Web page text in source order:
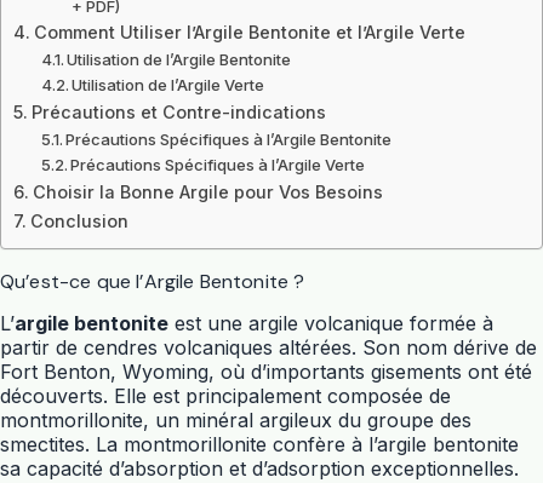
+ PDF)
Comment Utiliser l’Argile Bentonite et l’Argile Verte
Utilisation de l’Argile Bentonite
Utilisation de l’Argile Verte
Précautions et Contre-indications
Précautions Spécifiques à l’Argile Bentonite
Précautions Spécifiques à l’Argile Verte
Choisir la Bonne Argile pour Vos Besoins
Conclusion
Qu’est-ce que l’Argile Bentonite ?
L’argile bentonite est une argile volcanique formée à
partir de cendres volcaniques altérées. Son nom dérive de
Fort Benton, Wyoming, où d’importants gisements ont été
découverts. Elle est principalement composée de
montmorillonite, un minéral argileux du groupe des
smectites. La montmorillonite confère à l’argile bentonite
sa capacité d’absorption et d’adsorption exceptionnelles.